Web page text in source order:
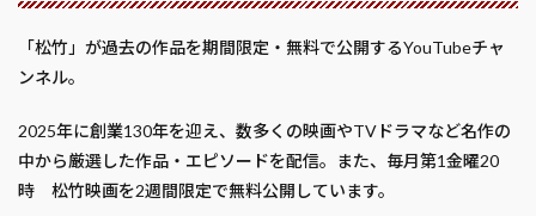
「松竹」が過去の作品を期間限定・無料で公開するYouTubeチャ
ンネル。
2025年に創業130年を迎え、数多くの映画やTVドラマなど名作の
中から厳選した作品・エピソードを配信。また、毎月第1金曜20
時 松竹映画を2週間限定で無料公開しています。